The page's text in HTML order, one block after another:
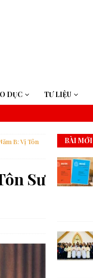
DỤC TƯ LIỆU
B: Vị Tôn
Sư
BÀI MỚI